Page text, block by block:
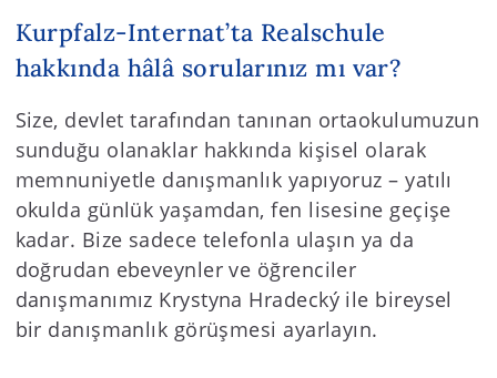
Kurpfalz-Internat’ta Realschule
hakkında hâlâ sorularınız mı var?
Size, devlet tarafından tanınan ortaokulumuzun
sunduğu olanaklar hakkında kişisel olarak
memnuniyetle danışmanlık yapıyoruz – yatılı
okulda günlük yaşamdan, fen lisesine geçişe
kadar. Bize sadece telefonla ulaşın ya da
doğrudan ebeveynler ve öğrenciler
danışmanımız Krystyna Hradecký ile bireysel
bir danışmanlık görüşmesi ayarlayın.